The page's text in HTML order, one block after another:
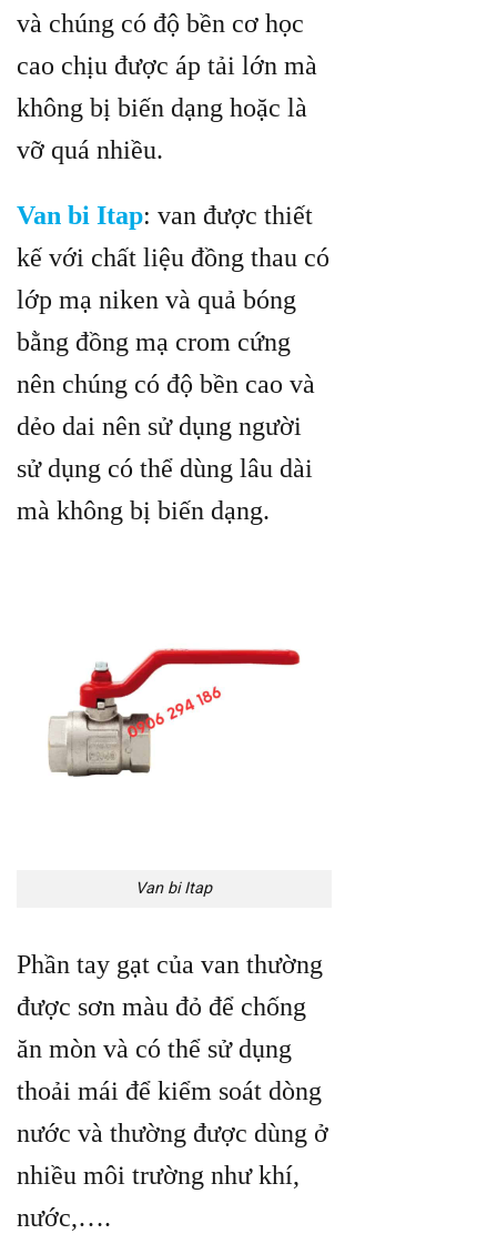
và chúng có độ bền cơ học
cao chịu được áp tải lớn mà
không bị biến dạng hoặc là
vỡ quá nhiều.
Van bi Itap: van được thiết
kế với chất liệu đồng thau có
lớp mạ niken và quả bóng
bằng đồng mạ crom cứng
nên chúng có độ bền cao và
dẻo dai nên sử dụng người
sử dụng có thể dùng lâu dài
mà không bị biến dạng.
Van bi Itap
Phần tay gạt của van thường
được sơn màu đỏ để chống
ăn mòn và có thể sử dụng
thoải mái để kiểm soát dòng
nước và thường được dùng ở
nhiều môi trường như khí,
nước,….